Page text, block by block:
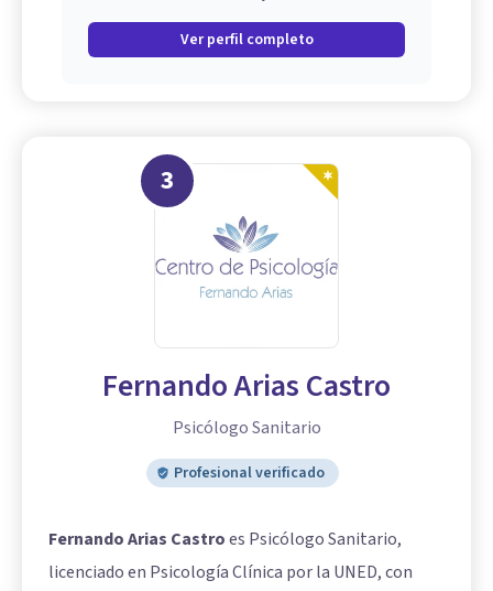
Ver perfil completo
3
Fernando Arias Castro
Psicólogo Sanitario
Profesional verificado
Fernando Arias Castroes Psicólogo Sanitario,
licenciado en Psicología Clínica por la UNED, con